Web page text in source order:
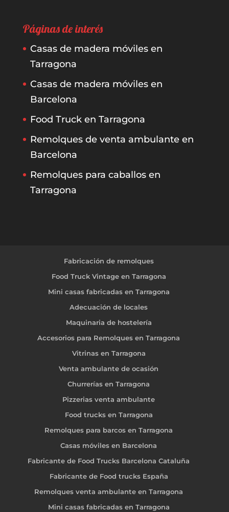
Páginas de interés
Casas de madera móviles en
Tarragona
Casas de madera móviles en
Barcelona
Food Truck en Tarragona
Remolques de venta ambulante en
Barcelona
Remolques para caballos en
Tarragona
Fabricación de remolques
Food Truck Vintage en Tarragona
Mini casas fabricadas en Tarragona
Adecuación de locales
Maquinaria de hostelería
Accesorios para Remolques en Tarragona
Vitrinas en Tarragona
Venta ambulante de ocasión
Churrerías en Tarragona
Pizzerias venta ambulante
Food trucks en Tarragona
Remolques para barcos en Tarragona
Casas móviles en Barcelona
Fabricante de Food Trucks Barcelona Cataluña
Fabricante de Food trucks España
Remolques venta ambulante en Tarragona
Mini casas fabricadas en Tarragona